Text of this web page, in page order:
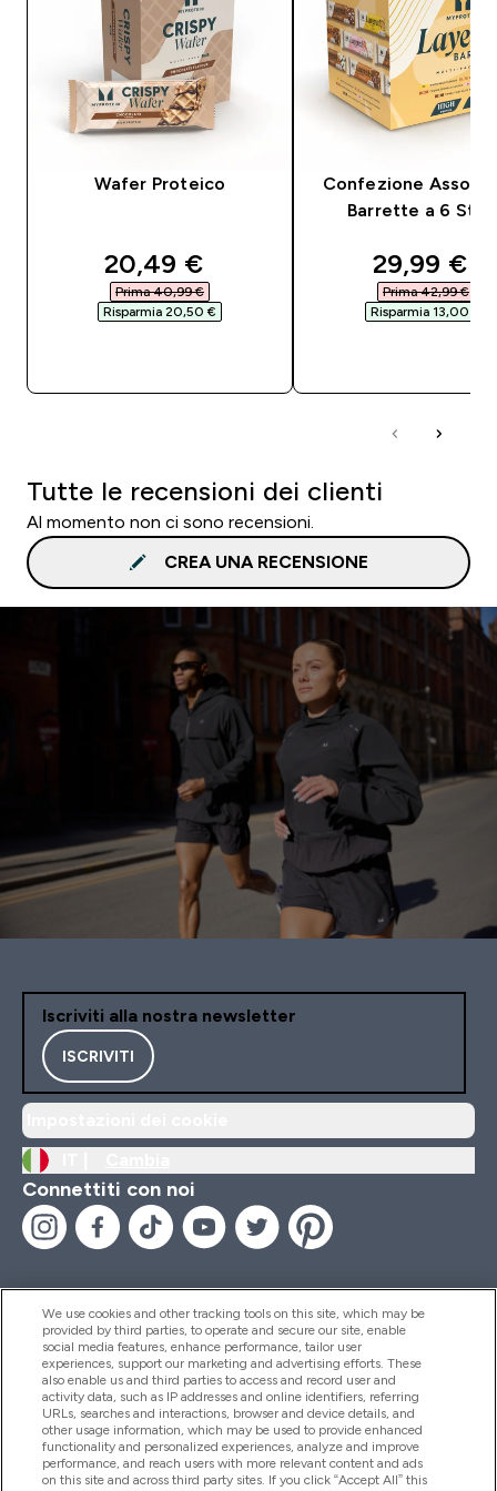
Wafer Proteico
discounted price
20,49 €‎
Prima 40,99 €‎
Risparmia 20,50 €‎
Confezione
Barrette a 6
29,99 €‎
Prima 42,99 €‎
Risparmia 13,00 €‎
Tutte le recensioni dei clienti
Al momento non ci sono recensioni.
CREA UNA RECENSIONE
Iscriviti alla nostra newsletter
ISCRIVITI
Connettiti con noi
Aiuto & Informazioni
Prodotti
Chi Siamo
We use cookies and other tracking tools on this site, which may be
provided by third parties, to operate and secure our site, enable
social media features, enhance performance, tailor user
experiences, support our marketing and advertising efforts. These
also enable us and third parties to access and record user and
activity data, such as IP addresses and online identifiers, referring
URLs, searches and interactions, browser and device details, and
other usage information, which may be used to provide enhanced
functionality and personalized experiences, analyze and improve
performance, and reach users with more relevant content and ads
on this site and across third party sites. If you click “Accept All” this